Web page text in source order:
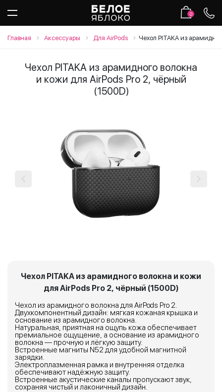
0
Главная Аксессуары Для AirPods Чехол PITAKA из
Чехол PITAKA из арамидного волокна
и кожи для AirPods Pro 2, чёрный
(1500D)
Чехол PITAKA из арамидного волокна и кожи
для AirPods Pro 2, чёрный (1500D)
Чехол из арамидного волокна для AirPods Pro 2.
Двухкомпонентный дизайн: мягкая кожаная крышка и
основание из арамидного волокна.
Натуральная, приятная на ощупь кожа обеспечивает
премиальное ощущение, а основание из арамидного
волокна — прочную и лёгкую защиту.
Встроенные магниты N52 для удобной магнитной
зарядки.
Электроплазменная рамка и внутренняя отделка
обеспечивают надёжную защиту.
Встроенные акустические каналы пропускают звук,
сохраняя чистый и лаконичный дизайн.